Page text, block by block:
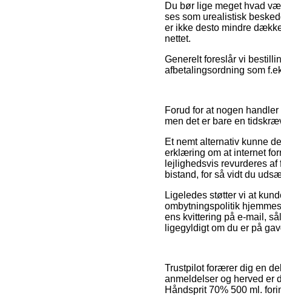
Du bør lige meget hvad
ses som urealistisk
er ikke desto mindre
nettet.
Generelt foreslår vi
afbetalingsordning som
Forud for at nogen
men det er bare en
Et nemt alternativ kunne
erklæring om at internet
lejlighedsvis revurderes
bistand, for så vidt du
Ligeledes støtter vi at
ombytningspolitik
ens kvittering på e-mail,
ligegyldigt om du er på
Trustpilot forærer dig en
anmeldelser og herved er
Håndsprit 70% 500 ml.